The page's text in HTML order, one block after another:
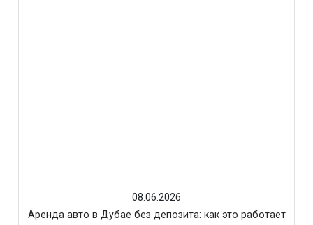
08.06.2026
Аренда авто в Дубае без депозита: как это работает